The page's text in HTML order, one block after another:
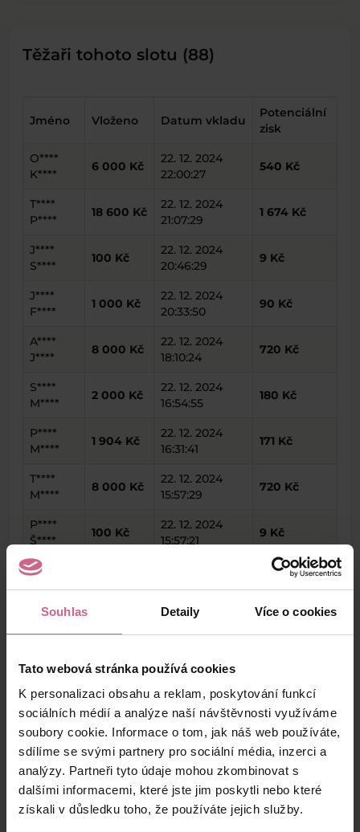
Souhlas Detaily Více o cookies
Tato webová stránka používá cookies
K personalizaci obsahu a reklam, poskytování funkcí
sociálních médií a analýze naší návštěvnosti využíváme
soubory cookie. Informace o tom, jak náš web používáte,
sdílíme se svými partnery pro sociální média, inzerci a
analýzy. Partneři tyto údaje mohou zkombinovat s
dalšími informacemi, které jste jim poskytli nebo které
získali v důsledku toho, že používáte jejich služby.
Těžaři tohoto slotu (88)
Jméno Vloženo Datum vkladu
Potenciální
zisk
O****
K****
6 000 Kč
22. 12. 2024
22:00:27
540 Kč
T****
P****
18 600 Kč
22. 12. 2024
21:07:29
1 674 Kč
J****
S****
100 Kč
22. 12. 2024
20:46:29
9 Kč
J****
F****
1 000 Kč
22. 12. 2024
20:33:50
90 Kč
A****
J****
8 000 Kč
22. 12. 2024
18:10:24
720 Kč
S****
M****
2 000 Kč
22. 12. 2024
16:54:55
180 Kč
P****
M****
1 904 Kč
22. 12. 2024
16:31:41
171 Kč
T****
M****
8 000 Kč
22. 12. 2024
15:57:29
720 Kč
P****
Š****
100 Kč
22. 12. 2024
15:57:21
9 Kč
J****
D****
15:48:24
90 Kč
keyboard_arrow_left 1 2 … 10 keyboard_arrow_right
Výsledky těžby
Aktuální výsledek
-6 177,00 Kč